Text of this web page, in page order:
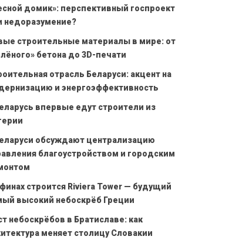
домик»: перспективный госпроект
недоразумение?
строительные материалы в мире: от
бетона до 3D-печати
отрасль Беларуси: акцент на
и энергоэффективность
впервые едут строители из
обсуждают централизацию
благоустройством и городским
строится Riviera Tower — будущий
высокий небоскрёб Греции
небоскрёбов в Братиславе: как
меняет столицу Словакии